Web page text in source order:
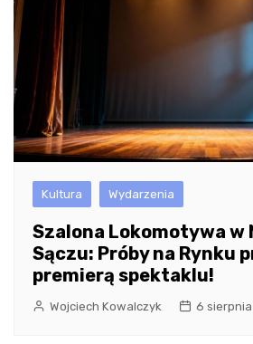
Kultura Wydarzenia
Szalona Lokomotywa w
Sączu: Próby na Rynku
premierą spektaklu!
Wojciech Kowalczyk 6